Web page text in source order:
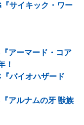
サイキック・ワー
アーマード・コア
！
バイオハザード
アルナムの牙 獣族